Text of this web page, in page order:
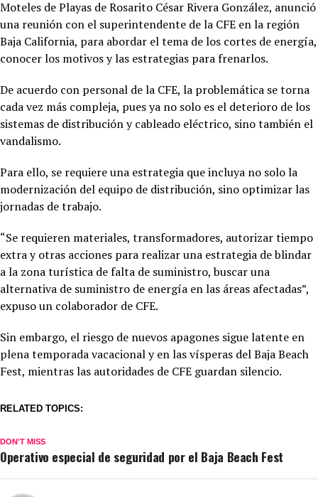
Moteles de Playas de Rosarito César Rivera González, anunció
una reunión con el superintendente de la CFE en la región
Baja California, para abordar el tema de los cortes de energía,
conocer los motivos y las estrategias para frenarlos.
De acuerdo con personal de la CFE, la problemática se torna
cada vez más compleja, pues ya no solo es el deterioro de los
sistemas de distribución y cableado eléctrico, sino también el
vandalismo.
Para ello, se requiere una estrategia que incluya no solo la
modernización del equipo de distribución, sino optimizar las
jornadas de trabajo.
“Se requieren materiales, transformadores, autorizar tiempo
extra y otras acciones para realizar una estrategia de blindar
a la zona turística de falta de suministro, buscar una
alternativa de suministro de energía en las áreas afectadas”,
expuso un colaborador de CFE.
Sin embargo, el riesgo de nuevos apagones sigue latente en
plena temporada vacacional y en las vísperas del Baja Beach
Fest, mientras las autoridades de CFE guardan silencio.
RELATED TOPICS:
DON'T MISS
Operativo especial de seguridad por el Baja Beach Fest